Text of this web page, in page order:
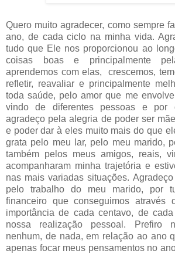
Quero muito agradecer, como sempre
ano, de cada ciclo na minha vida.
tudo que Ele nos proporcionou ao
coisas boas e principalmente
aprendemos com elas, crescemos,
refletir, reavaliar e principalmente
toda saúde, pelo amor que me
vindo de diferentes pessoas e por
agradeço pela alegria de poder ser
e poder dar à eles muito mais do que
grata pelo meu lar, pelo meu marido,
também pelos meus amigos, reais,
acompanharam minha trajetória e
nas mais variadas situações.
pelo trabalho do meu marido, por
financeiro que conseguimos através
importância de cada centavo, de
nossa realização pessoal. Prefiro
nenhum, de nada, em relação ao ano
apenas focar meus pensamentos no